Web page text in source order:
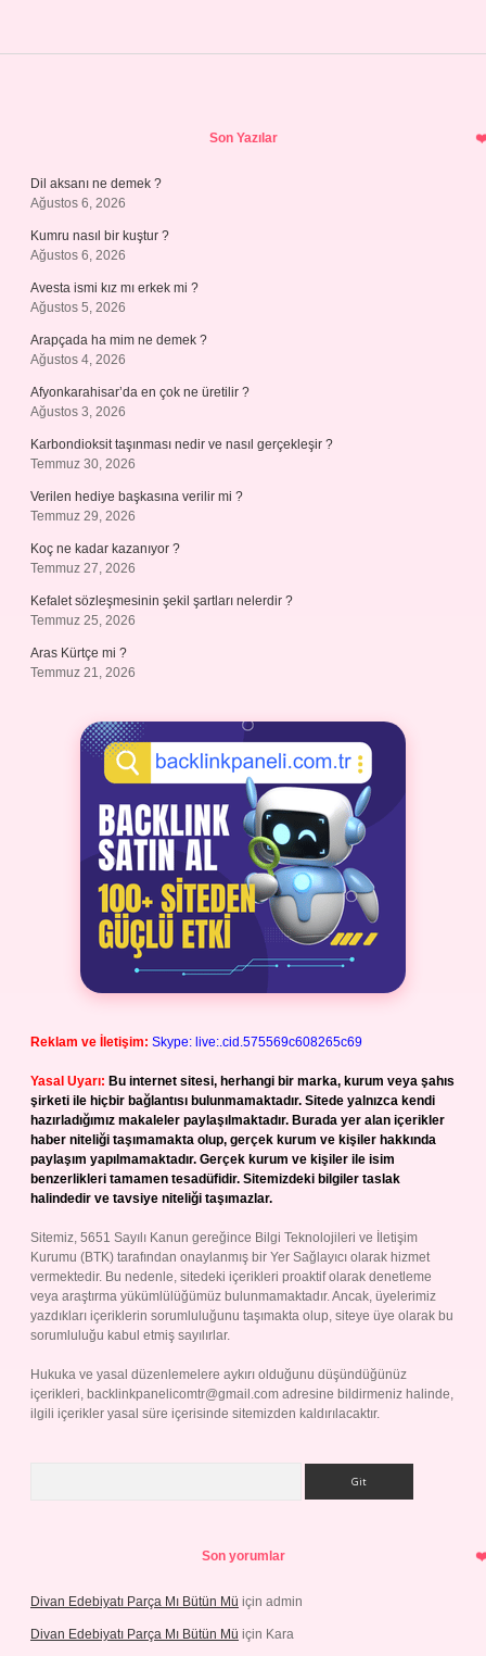
Son Yazılar
Dil aksanı ne demek ?
Ağustos 6, 2026
Kumru nasıl bir kuştur ?
Ağustos 6, 2026
Avesta ismi kız mı erkek mi ?
Ağustos 5, 2026
Arapçada ha mim ne demek ?
Ağustos 4, 2026
Afyonkarahisar’da en çok ne üretilir ?
Ağustos 3, 2026
Karbondioksit taşınması nedir ve nasıl gerçekleşir ?
Temmuz 30, 2026
Verilen hediye başkasına verilir mi ?
Temmuz 29, 2026
Koç ne kadar kazanıyor ?
Temmuz 27, 2026
Kefalet sözleşmesinin şekil şartları nelerdir ?
Temmuz 25, 2026
Aras Kürtçe mi ?
Temmuz 21, 2026
Reklam ve İletişim: Skype: live:.cid.575569c608265c69
Yasal Uyarı: Bu internet sitesi, herhangi bir marka, kurum veya şahıs
şirketi ile hiçbir bağlantısı bulunmamaktadır. Sitede yalnızca kendi
hazırladığımız makaleler paylaşılmaktadır. Burada yer alan içerikler
haber niteliği taşımamakta olup, gerçek kurum ve kişiler hakkında
paylaşım yapılmamaktadır. Gerçek kurum ve kişiler ile isim
benzerlikleri tamamen tesadüfidir. Sitemizdeki bilgiler taslak
halindedir ve tavsiye niteliği taşımazlar.
Sitemiz, 5651 Sayılı Kanun gereğince Bilgi Teknolojileri ve İletişim
Kurumu (BTK) tarafından onaylanmış bir Yer Sağlayıcı olarak hizmet
vermektedir. Bu nedenle, sitedeki içerikleri proaktif olarak denetleme
veya araştırma yükümlülüğümüz bulunmamaktadır. Ancak, üyelerimiz
yazdıkları içeriklerin sorumluluğunu taşımakta olup, siteye üye olarak bu
sorumluluğu kabul etmiş sayılırlar.
Hukuka ve yasal düzenlemelere aykırı olduğunu düşündüğünüz
içerikleri, backlinkpanelicomtr@gmail.com adresine bildirmeniz halinde,
ilgili içerikler yasal süre içerisinde sitemizden kaldırılacaktır.
Son yorumlar
Divan Edebiyatı Parça Mı Bütün Mü için admin
Divan Edebiyatı Parça Mı Bütün Mü için Kara